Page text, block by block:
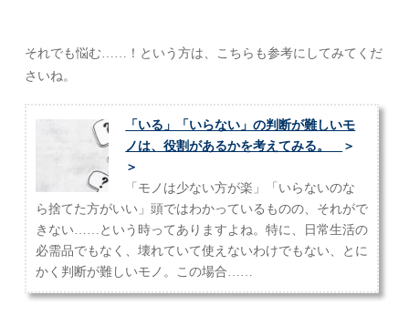
それでも悩む……！という方は、こちらも参考にしてみてくだ
さいね。
「いる」「いらない」の判断が難しいモ
ノは、役割があるかを考えてみる。
＞
＞
「モノは少ない方が楽」「いらないのな
ら捨てた方がいい」頭ではわかっているものの、それがで
きない……という時ってありますよね。特に、日常生活の
必需品でもなく、壊れていて使えないわけでもない、とに
かく判断が難しいモノ。この場合……